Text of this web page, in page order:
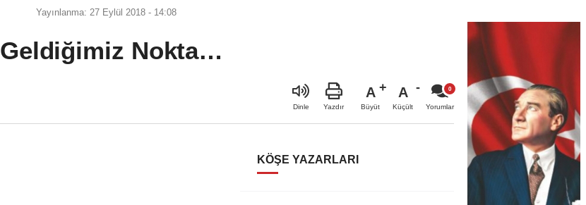
Yayınlanma: 27 Eylül 2018 - 14:08
Geldiğimiz Nokta…
Dinle Yazdır
A
Büyüt
A
Küçült Yorumlar
KÖŞE YAZARLARI